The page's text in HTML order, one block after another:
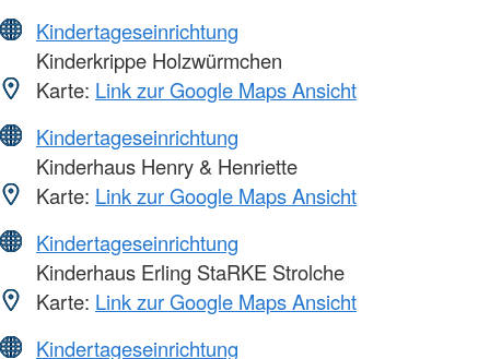
Kindertageseinrichtung
Kinderkrippe Holzwürmchen
Karte: Link zur Google Maps Ansicht
Kindertageseinrichtung
Kinderhaus Henry & Henriette
Karte: Link zur Google Maps Ansicht
Kindertageseinrichtung
Kinderhaus Erling StaRKE Strolche
Karte: Link zur Google Maps Ansicht
Kindertageseinrichtung